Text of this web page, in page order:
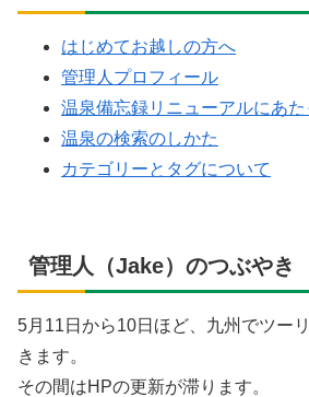
はじめてお越しの方へ
管理人プロフィール
温泉備忘録リニューアルにあた
温泉の検索のしかた
カテゴリーとタグについて
管理人（Jake）のつぶやき
5月11日から10日ほど、九州でツー
きます。
その間はHPの更新が滞ります。